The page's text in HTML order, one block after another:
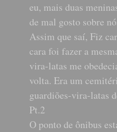
eu, mais duas
de mal gosto sobre
Assim que saí, Fiz
cara foi fazer a
vira-latas me
volta. Era um
guardiões-vira-latas
Pt.2
O ponto de ônibus